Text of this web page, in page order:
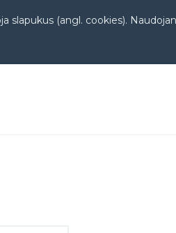
slapukus (angl. cookies).